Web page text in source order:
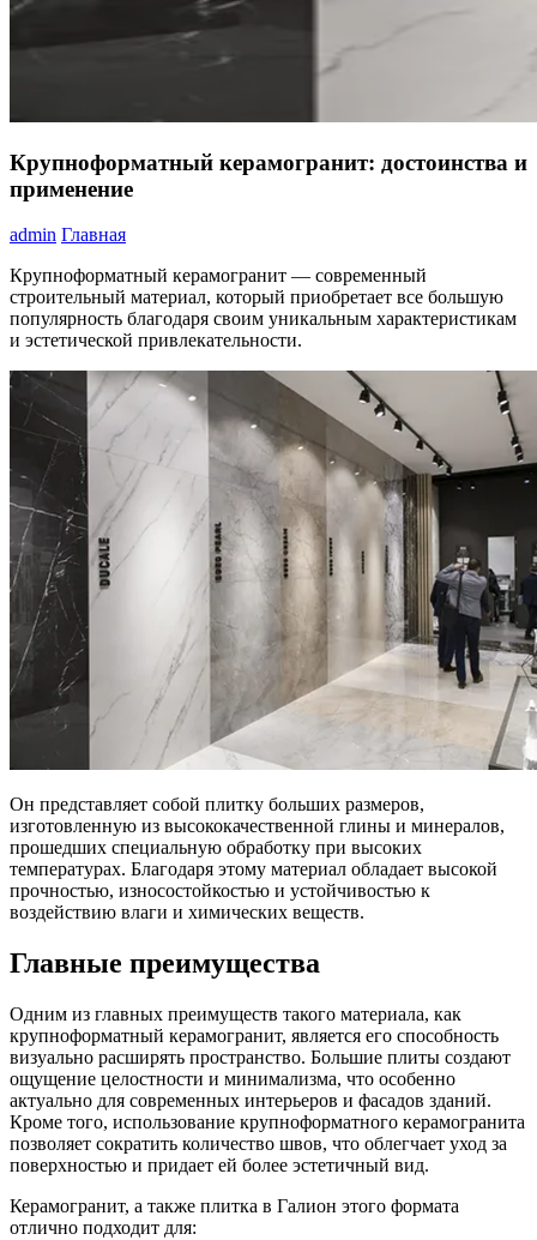
Крупноформатный керамогранит: достоинства и
применение
admin Главная
Крупноформатный керамогранит — современный
строительный материал, который приобретает все большую
популярность благодаря своим уникальным характеристикам
и эстетической привлекательности.
Он представляет собой плитку больших размеров,
изготовленную из высококачественной глины и минералов,
прошедших специальную обработку при высоких
температурах. Благодаря этому материал обладает высокой
прочностью, износостойкостью и устойчивостью к
воздействию влаги и химических веществ.
Главные преимущества
Одним из главных преимуществ такого материала, как
крупноформатный керамогранит, является его способность
визуально расширять пространство. Большие плиты создают
ощущение целостности и минимализма, что особенно
актуально для современных интерьеров и фасадов зданий.
Кроме того, использование крупноформатного керамогранита
позволяет сократить количество швов, что облегчает уход за
поверхностью и придает ей более эстетичный вид.
Керамогранит, а также плитка в Галион этого формата
отлично подходит для: